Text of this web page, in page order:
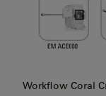
Workflow Coral